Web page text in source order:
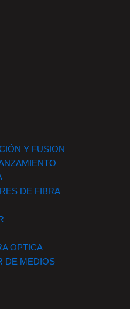
Y FUSION
DE FIBRA
OPTICA
DE MEDIOS